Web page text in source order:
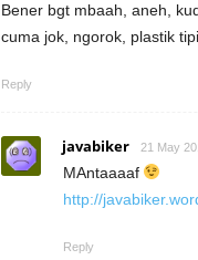
Bener bgt mbaah, aneh,
cuma jok, ngorok, plastik
Reply
javabiker 21 May
MAntaaaaf
http://
Reply